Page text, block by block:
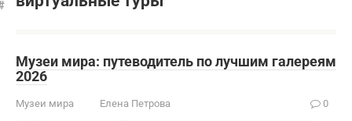
Музеи мира: путеводитель по лучшим галереям
2026
Музеи мира Елена Петрова 0